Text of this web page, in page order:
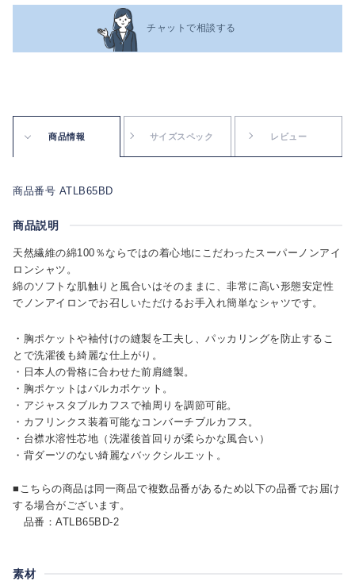
チャットで相談する
商品情報 サイズスペック レビュー
商品番号 ATLB65BD
商品説明
天然繊維の綿100％ならではの着心地にこだわったスーパーノンアイ
ロンシャツ。
綿のソフトな肌触りと風合いはそのままに、非常に高い形態安定性
でノンアイロンでお召しいただけるお手入れ簡単なシャツです。
・胸ポケットや袖付けの縫製を工夫し、パッカリングを防止するこ
とで洗濯後も綺麗な仕上がり。
・日本人の骨格に合わせた前肩縫製。
・胸ポケットはバルカポケット。
・アジャスタブルカフスで袖周りを調節可能。
・カフリンクス装着可能なコンバーチブルカフス。
・台襟水溶性芯地（洗濯後首回りが柔らかな風合い）
・背ダーツのない綺麗なバックシルエット。
■こちらの商品は同一商品で複数品番があるため以下の品番でお届け
する場合がございます。
品番：ATLB65BD-2
素材